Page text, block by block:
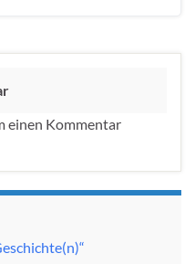
einen Kommentar